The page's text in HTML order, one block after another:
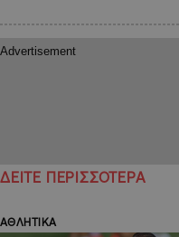
ΔΕΙΤΕ ΠΕΡΙΣΣΟΤΕΡΑ
ΑΘΛΗΤΙΚΑ